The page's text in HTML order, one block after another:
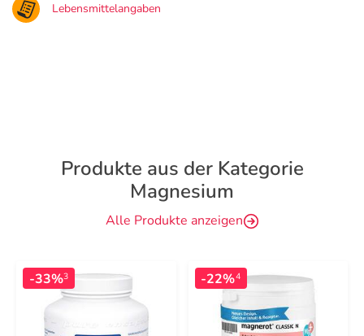
Lebensmittelangaben
Produkte aus der Kategorie
Magnesium
Alle Produkte anzeigen
-33%3 -22%4